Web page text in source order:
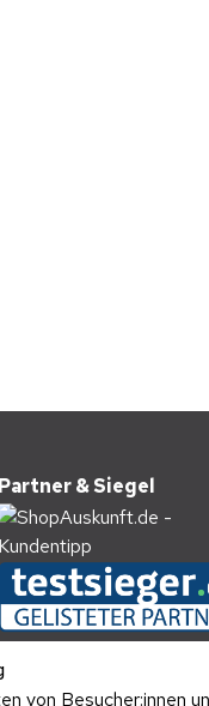
von Besucher:innen
Partner & Siegel